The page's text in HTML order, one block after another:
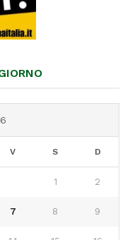
V S D
1 2
7 8 9